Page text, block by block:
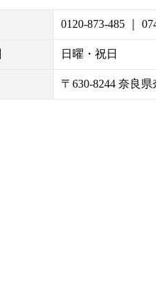
0120-873-485 ｜
日曜・祝日
〒630-8244 奈良